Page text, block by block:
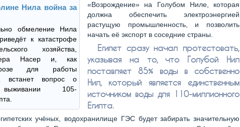
Нила война за
обмеление Нила
к катастрофе
хозяйства,
Насер и, как
для работы
встанет вопрос о
105-
«Возрождение» на Голубом Ниле, которая
должна обеспечить электроэнергией
растущую промышленность, и позволить
начать её экспорт в соседние страны.
Египет сразу начал протестовать,
указывая на то, что Голубой Нил
поставляет 85% воды в собственно
Нил, который является единственным
источником воды для 110-миллионного
Египта.
учёных, водохранилище ГЭС будет забирать значительную